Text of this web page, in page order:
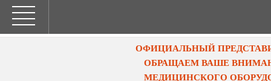
ОФИЦИАЛЬНЫЙ
ОБРАЩАЕМ ВАШЕ
МЕДИЦИНСКОГО